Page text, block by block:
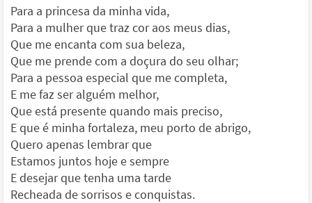
Para a princesa da minha vida,
Para a mulher que traz cor aos meus dias,
Que me encanta com sua beleza,
Que me prende com a doçura do seu olhar;
Para a pessoa especial que me completa,
E me faz ser alguém melhor,
Que está presente quando mais preciso,
E que é minha fortaleza, meu porto de abrigo,
Quero apenas lembrar que
Estamos juntos hoje e sempre
E desejar que tenha uma tarde
Recheada de sorrisos e conquistas.